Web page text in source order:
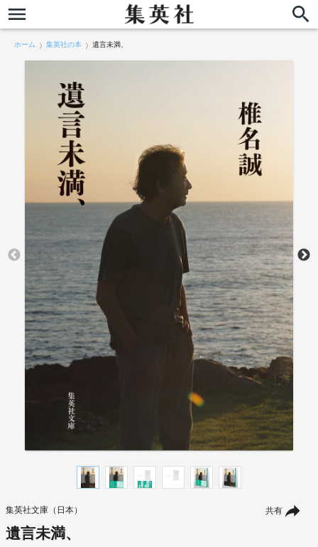
ホーム 集英社の本 遺言未満、
共有
集英社文庫（日本）
遺言未満、